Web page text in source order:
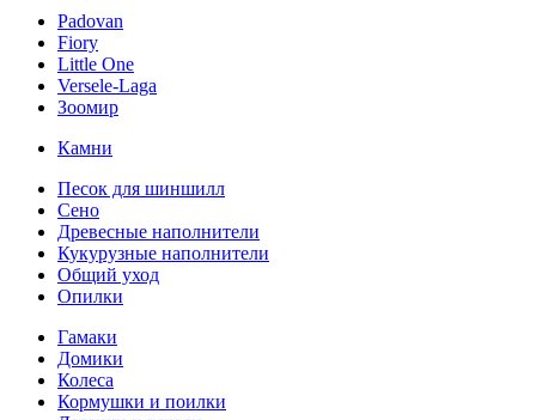
Padovan
Fiory
Little One
Versele-Laga
Зоомир
Камни
Песок для шиншилл
Сено
Древесные наполнители
Кукурузные наполнители
Общий уход
Опилки
Гамаки
Домики
Колеса
Кормушки и поилки